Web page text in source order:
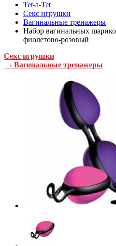
Tet-a-Tet
Секс игрушки
Вагинальные тренажеры
Набор вагинальных
фиолетово-розовый
Секс игрушки
- Вагинальные тренажеры